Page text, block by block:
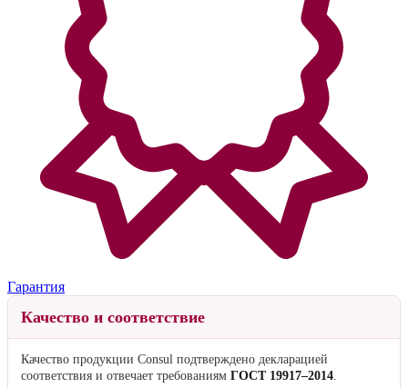
Гарантия
Качество и соответствие
Качество продукции Consul подтверждено декларацией
соответствия и отвечает требованиям ГОСТ 19917–2014